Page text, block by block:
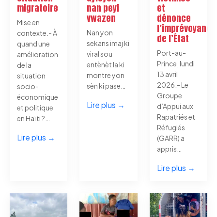
migratoire
Mise en
contexte.- À
quand une
amélioration
de la
situation
socio-
économique
et politique
en Haïti ?…
Lire plus →
nan peyi
vwazen
Nan yon
sekans imaj ki
viral sou
entènèt la ki
montre yon
sèn ki pase…
Lire plus →
et
dénonce
l’imprévoyance
de l’État
Port-au-
Prince, lundi
13 avril
2026.- Le
Groupe
d’Appui aux
Rapatriés et
Réfugiés
(GARR) a
appris…
Lire plus →